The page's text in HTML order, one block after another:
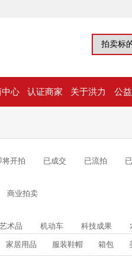
中心 认证商家 关于洪力 公
将开拍 已成交 已流拍
商业拍卖
艺术品 机动车 科技成果
家居用品 服装鞋帽 箱包